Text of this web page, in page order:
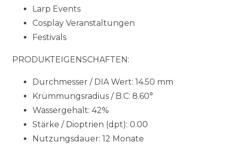
Larp Events
Cosplay Veranstaltungen
Festivals
PRODUKTEIGENSCHAFTEN:
Durchmesser / DIA Wert: 14.50 mm
Krümmungsradius / B.C: 8.60°
Wassergehalt: 42%
Stärke / Dioptrien (dpt): 0.00
Nutzungsdauer: 12 Monate